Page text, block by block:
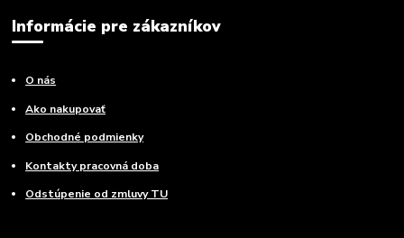
Informácie pre zákazníkov
O nás
Ako nakupovať
Obchodné podmienky
Kontakty pracovná doba
Odstúpenie od zmluvy TU